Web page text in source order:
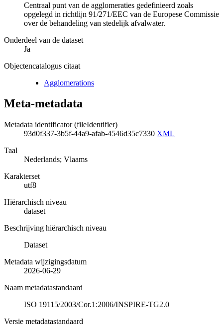
Centraal punt van de agglomeraties gedefinieerd zoals
opgelegd in richtlijn 91/271/EEC van de Europese Commissie
over de behandeling van stedelijk afvalwater.
Onderdeel van de dataset
Ja
Objectencatalogus citaat
Agglomerations
Meta-metadata
Metadata identificator (fileIdentifier)
93d0f337-3b5f-44a9-afab-4546d35c7330 XML
Taal
Nederlands; Vlaams
Karakterset
utf8
Hiërarchisch niveau
dataset
Beschrijving hiërarchisch niveau
Dataset
Metadata wijzigingsdatum
2026-06-29
Naam metadatastandaard
ISO 19115/2003/Cor.1:2006/INSPIRE-TG2.0
Versie metadatastandaard